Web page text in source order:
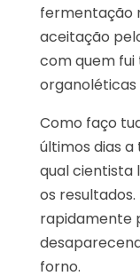
fermentação
aceitação
com quem
Como faço
últimos dias
qual cientista
os
rapidamente
forno.